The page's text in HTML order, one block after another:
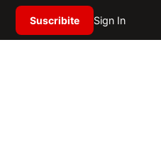
Suscribite Sign In